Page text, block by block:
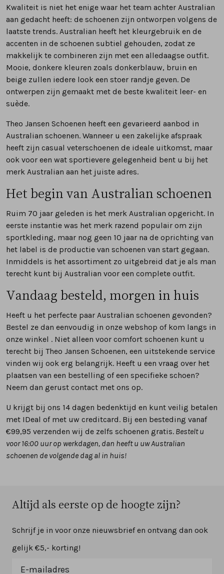
Kwaliteit is niet het enige waar het team achter Australian
aan gedacht heeft: de schoenen zijn ontworpen volgens de
laatste trends. Australian heeft het kleurgebruik en de
accenten in de schoenen subtiel gehouden, zodat ze
makkelijk te combineren zijn met een alledaagse outfit.
Mooie, donkere kleuren zoals donkerblauw, bruin en
beige zullen iedere look een stoer randje geven. De
ontwerpen zijn gemaakt met de beste kwaliteit leer- en
suède.
Theo Jansen Schoenen heeft een gevarieerd aanbod in
Australian schoenen. Wanneer u een zakelijke afspraak
heeft zijn casual veterschoenen de ideale uitkomst, maar
ook voor een wat sportievere gelegenheid bent u bij het
merk Australian aan het juiste adres.
Het begin van Australian schoenen
Ruim 70 jaar geleden is het merk Australian opgericht. In
eerste instantie was het merk razend populair om zijn
sportkleding, maar nog geen 10 jaar na de oprichting van
het label is de productie van schoenen van start gegaan.
Inmiddels is het assortiment zo uitgebreid dat je als man
terecht kunt bij Australian voor een complete outfit.
Vandaag besteld, morgen in huis
Heeft u het perfecte paar Australian schoenen gevonden?
Bestel ze dan eenvoudig in onze webshop of kom langs in
onze winkel . Niet alleen voor comfort schoenen kunt u
terecht bij Theo Jansen Schoenen, een uitstekende service
vinden wij ook erg belangrijk. Heeft u een vraag over het
plaatsen van een bestelling of een specifieke schoen?
Neem dan gerust contact met ons op.
U krijgt bij ons 14 dagen bedenktijd en kunt veilig betalen
met IDeal of met uw creditcard. Bij een besteding vanaf
€99,95 verzenden wij de zelfs schoenen gratis. Bestelt u
voor 16:00 uur op werkdagen, dan heeft u uw Australian
schoenen de volgende dag al in huis!
Altijd als eerste op de hoogte zijn?
Schrijf je in voor onze nieuwsbrief en ontvang dan ook
gelijk €5,- korting!